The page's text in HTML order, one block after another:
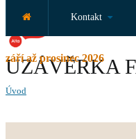
září až prosinec 2026
Kontakt
UZÁVĚRKA
Úvod